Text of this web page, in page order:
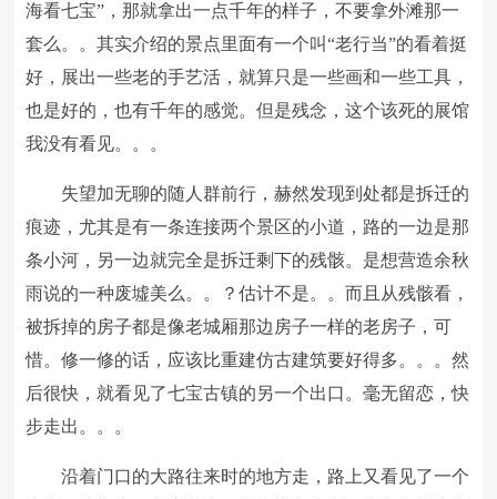
海看七宝”，那就拿出一点千年的样子，不要拿外滩那一
套么。。其实介绍的景点里面有一个叫“老行当”的看着挺
好，展出一些老的手艺活，就算只是一些画和一些工具，
也是好的，也有千年的感觉。但是残念，这个该死的展馆
我没有看见。。。
失望加无聊的随人群前行，赫然发现到处都是拆迁的
痕迹，尤其是有一条连接两个景区的小道，路的一边是那
条小河，另一边就完全是拆迁剩下的残骸。是想营造余秋
雨说的一种废墟美么。。？估计不是。。而且从残骸看，
被拆掉的房子都是像老城厢那边房子一样的老房子，可
惜。修一修的话，应该比重建仿古建筑要好得多。。。然
后很快，就看见了七宝古镇的另一个出口。毫无留恋，快
步走出。。。
沿着门口的大路往来时的地方走，路上又看见了一个